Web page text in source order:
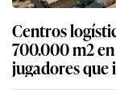
Centros logísticos en la capital ya
700.000 m2
jugadores que